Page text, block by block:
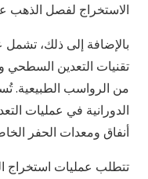
الاستخراج لفصل الذهب
بالإضافة إلى ذلك، تشمل
تقنيات التعدين السطحي
من الرواسب الطبيعية.
الدورانية في عمليات
أنفاق ومعدات الحفر
تتطلب عمليات استخراج